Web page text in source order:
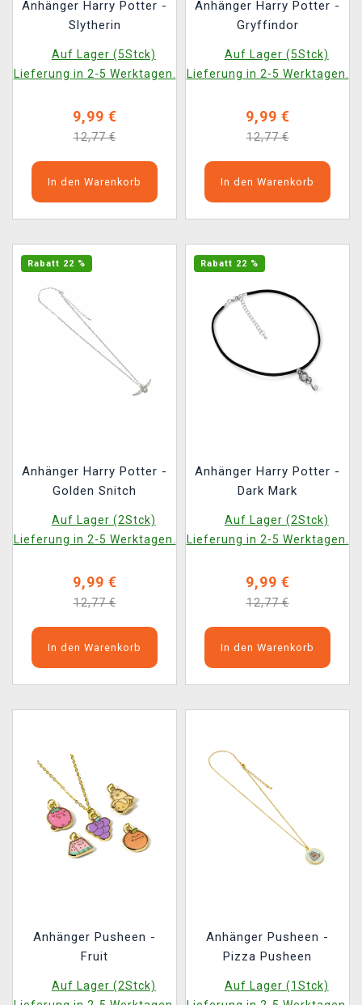
Anhänger Harry Potter -
Slytherin
Auf Lager (5Stck)
Lieferung in 2-5 Werktagen.
9,99 €
12,77 €
In den Warenkorb
Anhänger Harry Potter -
Gryffindor
Auf Lager (5Stck)
Lieferung in 2-5 Werktagen.
9,99 €
12,77 €
In den Warenkorb
Rabatt 22 %
Anhänger Harry Potter -
Golden Snitch
Auf Lager (2Stck)
Lieferung in 2-5 Werktagen.
9,99 €
12,77 €
In den Warenkorb
Rabatt 22 %
Anhänger Harry Potter -
Dark Mark
Auf Lager (2Stck)
Lieferung in 2-5 Werktagen.
9,99 €
12,77 €
In den Warenkorb
Anhänger Pusheen -
Fruit
Auf Lager (2Stck)
Anhänger Pusheen -
Pizza Pusheen
Auf Lager (1Stck)